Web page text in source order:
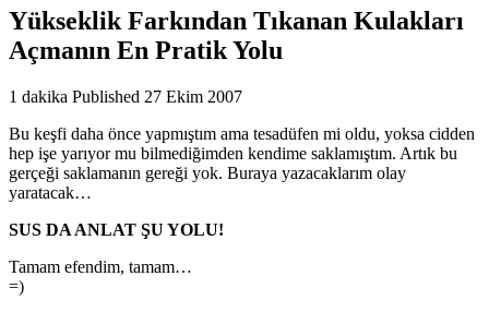
Yükseklik Farkından Tıkanan Kulakları
Açmanın En Pratik Yolu
1 dakika Published 27 Ekim 2007
Bu keşfi daha önce yapmıştım ama tesadüfen mi oldu, yoksa cidden
hep işe yarıyor mu bilmediğimden kendime saklamıştım. Artık bu
gerçeği saklamanın gereği yok. Buraya yazacaklarım olay
yaratacak…
SUS DA ANLAT ŞU YOLU!
Tamam efendim, tamam…
=)